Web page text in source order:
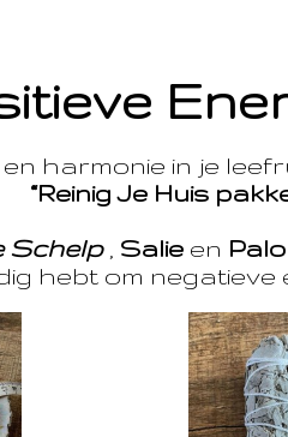
harmonie in je
“Reinig Je Huis
Schelp, Salie en
hebt om negatieve